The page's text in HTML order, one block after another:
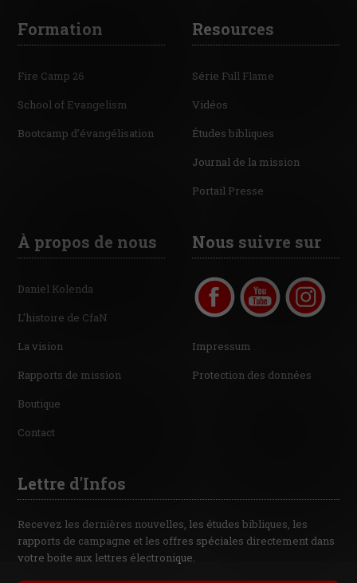
Formation
Fire Camp 26
School of Evangelism
Bootcamp d'évangélisation
Resources
Série Full Flame
Vidéos
Études bibliques
Journal de la mission
Portail Presse
À propos de nous
Daniel Kolenda
L'histoire de CfaN
La vision
Rapports de mission
Boutique
Contact
Nous suivre sur
Impressum
Protection des données
Lettre d'Infos
Recevez les dernières nouvelles, les études bibliques, les
rapports de campagne et les offres spéciales directement dans
votre boite aux lettres électronique.